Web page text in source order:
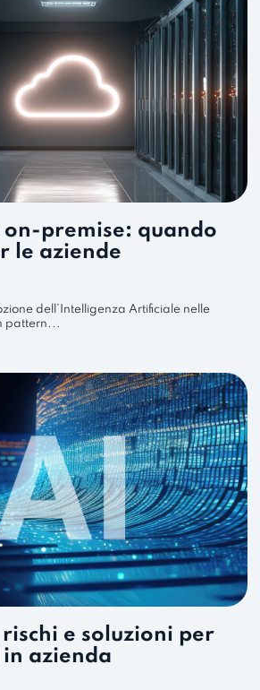
premise: quando
le aziende
dell’Intelligenza Artificiale nelle
pattern...
e soluzioni per
in azienda